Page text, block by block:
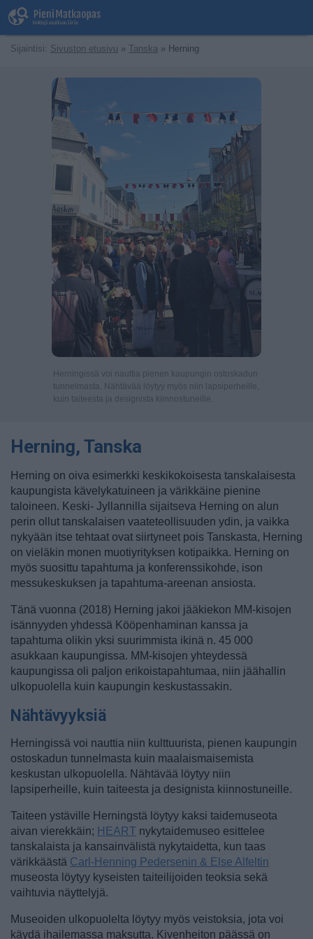
Sijaintisi: Sivuston etusivu » Tanska » Herning
Herningissä voi nauttia pienen kaupungin ostoskadun
tunnelmasta. Nähtävää löytyy myös niin lapsiperheille,
kuin taiteesta ja designista kiinnostuneille.
Herning, Tanska
Herning on oiva esimerkki keskikokoisesta tanskalaisesta
kaupungista kävelykatuineen ja värikkäine pienine
taloineen. Keski- Jyllannilla sijaitseva Herning on alun
perin ollut tanskalaisen vaateteollisuuden ydin, ja vaikka
nykyään itse tehtaat ovat siirtyneet pois Tanskasta, Herning
on vieläkin monen muotiyrityksen kotipaikka. Herning on
myös suosittu tapahtuma ja konferenssikohde, ison
messukeskuksen ja tapahtuma-areenan ansiosta.
Tänä vuonna (2018) Herning jakoi jääkiekon MM-kisojen
isännyyden yhdessä Kööpenhaminan kanssa ja
tapahtuma olikin yksi suurimmista ikinä n. 45 000
asukkaan kaupungissa. MM-kisojen yhteydessä
kaupungissa oli paljon erikoistapahtumaa, niin jäähallin
ulkopuolella kuin kaupungin keskustassakin.
Nähtävyyksiä
Herningissä voi nauttia niin kulttuurista, pienen kaupungin
ostoskadun tunnelmasta kuin maalaismaisemista
keskustan ulkopuolella. Nähtävää löytyy niin
lapsiperheille, kuin taiteesta ja designista kiinnostuneille.
Taiteen ystäville Herningstä löytyy kaksi taidemuseota
aivan vierekkäin; HEART nykytaidemuseo esittelee
tanskalaista ja kansainvälistä nykytaidetta, kun taas
värikkäästä Carl-Henning Pedersenin & Else Alfeltin
museosta löytyy kyseisten taiteilijoiden teoksia sekä
vaihtuvia näyttelyjä.
Museoiden ulkopuolelta löytyy myös veistoksia, jota voi
käydä ihailemassa maksutta. Kivenheiton päässä on